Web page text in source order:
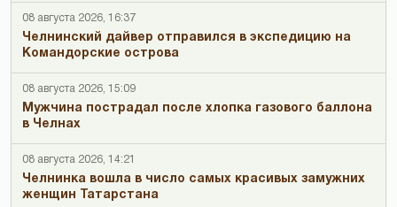
08 августа 2026, 16:37
Челнинский дайвер отправился в экспедицию на
Командорские острова
08 августа 2026, 15:09
Мужчина пострадал после хлопка газового баллона
в Челнах
08 августа 2026, 14:21
Челнинка вошла в число самых красивых замужних
женщин Татарстана